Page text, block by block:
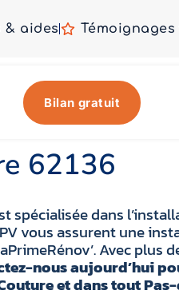
& aides Témoignages
Bilan gratuit
62136
spécialisée dans
vous assurent une
Avec plus
nous aujourd’hui
et dans tout